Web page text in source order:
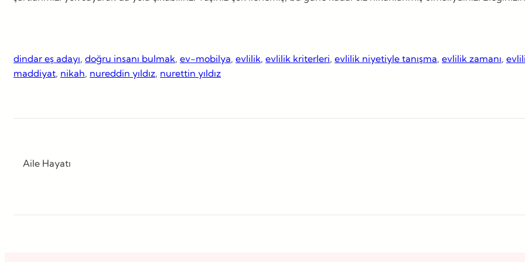
dindar eş adayı, doğru insanı bulmak, ev-mobilya, evlilik, evlilik kriterleri, evlilik niyetiyle tanışma, evlilik zamanı,
maddiyat, nikah, nureddin yıldız, nurettin yıldız
Aile Hayatı